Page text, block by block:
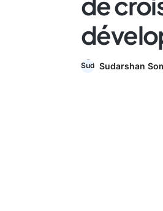
Sudarshan